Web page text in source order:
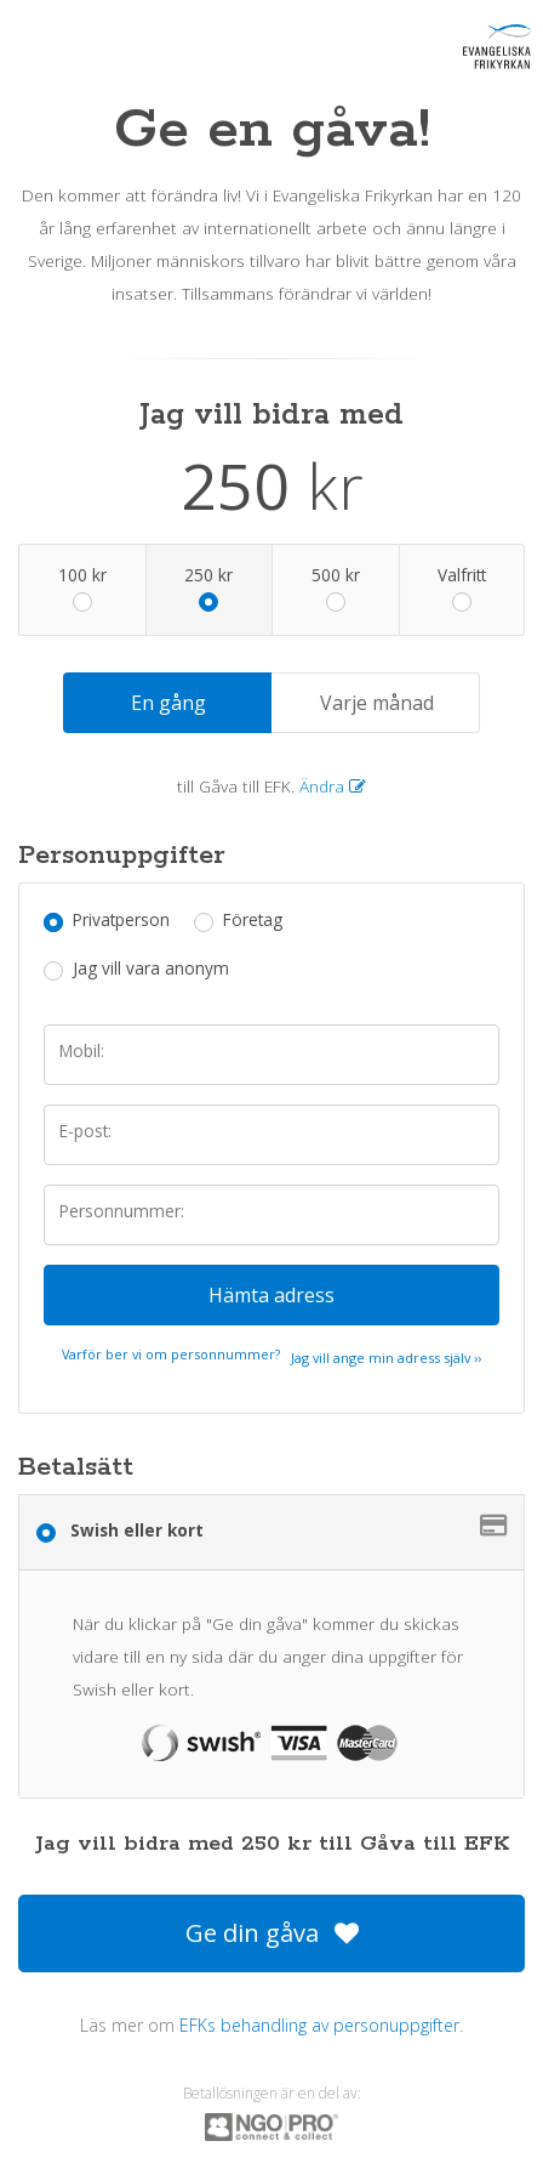
Ge en gåva!
Den kommer att förändra liv! Vi i Evangeliska Frikyrkan har en 120
år lång erfarenhet av internationellt arbete och ännu längre i
Sverige. Miljoner människors tillvaro har blivit bättre genom våra
insatser. Tillsammans förändrar vi världen!
Jag vill bidra med
250 kr
100 kr 250 kr 500 kr Valfritt
En gång Varje månad
till Gåva till EFK. Ändra
Personuppgifter
Privatperson Företag
Jag vill vara anonym
Mobil:
E-post:
Personnummer:
Hämta adress
Varför ber vi om personnummer? Jag vill ange min adress själv ››
Betalsätt
Swish eller kort
När du klickar på "Ge din gåva" kommer du skickas
vidare till en ny sida där du anger dina uppgifter för
Swish eller kort.
Jag vill bidra med 250 krtill Gåva till EFK
Ge din gåva
Läs mer om EFKs behandling av personuppgifter.
Betallösningen är en del av: